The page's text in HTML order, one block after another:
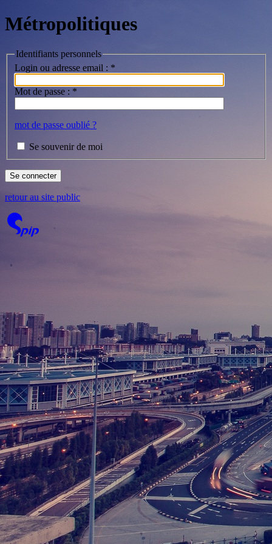
Métropolitiques
Identifiants personnels
Login ou adresse email : *
Mot de passe : *
mot de passe oublié ?
Se souvenir de moi
retour au site public